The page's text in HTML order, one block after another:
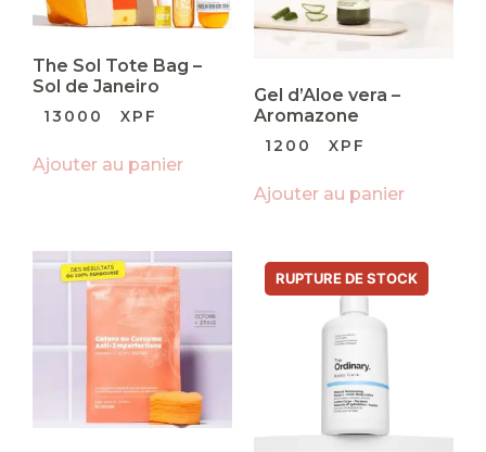
The Sol Tote Bag –
Sol de Janeiro
13000 XPF
Ajouter au panier
Gel d’Aloe vera –
Aromazone
1200 XPF
Ajouter au panier